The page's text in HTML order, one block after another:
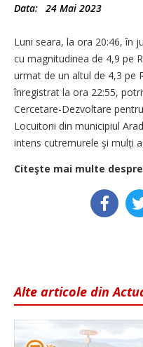
Data: 24 Mai 2023
Luni seara, la ora 20:46, în
cu magnitudinea de 4,9 pe
urmat de un altul de 4,3 pe
înregistrat la ora 22:55,
Cercetare-Dezvoltare
Locuitorii din municipiul
intens cutremurele şi mulți
Citeşte mai multe
Alte articole din